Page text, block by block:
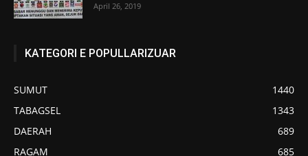
April 26, 2019
KATEGORI E POPULLARIZUAR
SUMUT
1440
TABAGSEL
1343
DAERAH
689
RAGAM
685